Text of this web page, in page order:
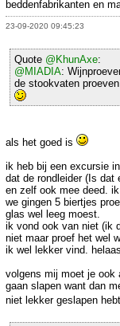
beddenfabrikanten en
23-09-2020 09:45:23
Quote @KhunAxe:
@MIADIA:
de stookvaten
als het goed is
ik heb bij een excursie
dat de rondleider (Is dat
en zelf ook mee deed.
we gingen 5 biertjes
glas wel leeg moest.
ik vond ook van niet (ik
niet maar proef het wel
ik wel lekker vind.
volgens mij moet je ook
gaan slapen want dan
niet lekker geslapen hebt